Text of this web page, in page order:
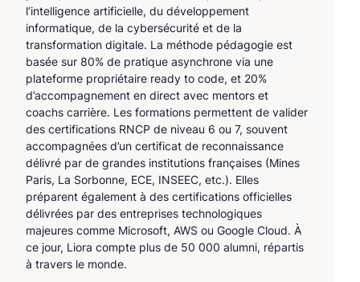
l’intelligence artificielle, du développement
informatique, de la cybersécurité et de la
transformation digitale. La méthode pédagogie est
basée sur 80% de pratique asynchrone via une
plateforme propriétaire ready to code, et 20%
d’accompagnement en direct avec mentors et
coachs carrière. Les formations permettent de valider
des certifications RNCP de niveau 6 ou 7, souvent
accompagnées d’un certificat de reconnaissance
délivré par de grandes institutions françaises (Mines
Paris, La Sorbonne, ECE, INSEEC, etc.). Elles
préparent également à des certifications officielles
délivrées par des entreprises technologiques
majeures comme Microsoft, AWS ou Google Cloud. À
ce jour, Liora compte plus de 50 000 alumni, répartis
à travers le monde.